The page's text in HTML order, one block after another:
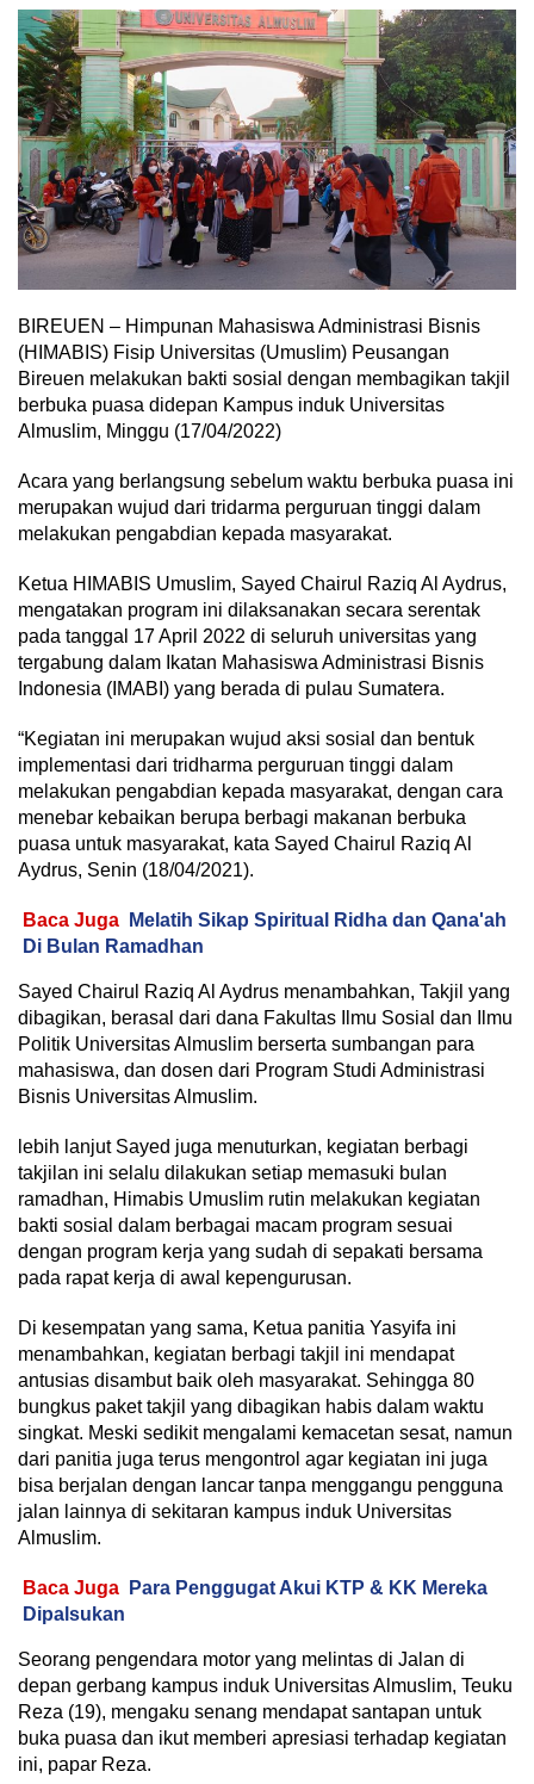
BIREUEN – Himpunan Mahasiswa Administrasi Bisnis
(HIMABIS) Fisip Universitas (Umuslim) Peusangan
Bireuen melakukan bakti sosial dengan membagikan takjil
berbuka puasa didepan Kampus induk Universitas
Almuslim, Minggu (17/04/2022)
Acara yang berlangsung sebelum waktu berbuka puasa ini
merupakan wujud dari tridarma perguruan tinggi dalam
melakukan pengabdian kepada masyarakat.
Ketua HIMABIS Umuslim, Sayed Chairul Raziq Al Aydrus,
mengatakan program ini dilaksanakan secara serentak
pada tanggal 17 April 2022 di seluruh universitas yang
tergabung dalam Ikatan Mahasiswa Administrasi Bisnis
Indonesia (IMABI) yang berada di pulau Sumatera.
“Kegiatan ini merupakan wujud aksi sosial dan bentuk
implementasi dari tridharma perguruan tinggi dalam
melakukan pengabdian kepada masyarakat, dengan cara
menebar kebaikan berupa berbagi makanan berbuka
puasa untuk masyarakat, kata Sayed Chairul Raziq Al
Aydrus, Senin (18/04/2021).
Baca Juga
Melatih Sikap Spiritual Ridha dan Qana'ah
Di Bulan Ramadhan
Sayed Chairul Raziq Al Aydrus menambahkan, Takjil yang
dibagikan, berasal dari dana Fakultas Ilmu Sosial dan Ilmu
Politik Universitas Almuslim berserta sumbangan para
mahasiswa, dan dosen dari Program Studi Administrasi
Bisnis Universitas Almuslim.
lebih lanjut Sayed juga menuturkan, kegiatan berbagi
takjilan ini selalu dilakukan setiap memasuki bulan
ramadhan, Himabis Umuslim rutin melakukan kegiatan
bakti sosial dalam berbagai macam program sesuai
dengan program kerja yang sudah di sepakati bersama
pada rapat kerja di awal kepengurusan.
Di kesempatan yang sama, Ketua panitia Yasyifa ini
menambahkan, kegiatan berbagi takjil ini mendapat
antusias disambut baik oleh masyarakat. Sehingga 80
bungkus paket takjil yang dibagikan habis dalam waktu
singkat. Meski sedikit mengalami kemacetan sesat, namun
dari panitia juga terus mengontrol agar kegiatan ini juga
bisa berjalan dengan lancar tanpa menggangu pengguna
jalan lainnya di sekitaran kampus induk Universitas
Almuslim.
Baca Juga
Para Penggugat Akui KTP & KK Mereka
Dipalsukan
Seorang pengendara motor yang melintas di Jalan di
depan gerbang kampus induk Universitas Almuslim, Teuku
Reza (19), mengaku senang mendapat santapan untuk
buka puasa dan ikut memberi apresiasi terhadap kegiatan
ini, papar Reza.